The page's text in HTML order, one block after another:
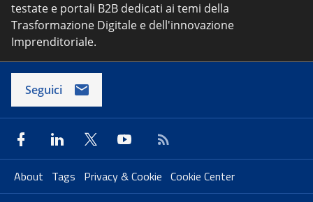
testate e portali B2B dedicati ai temi della
Trasformazione Digitale e dell'innovazione
Imprenditoriale.
Seguici
About Tags Privacy & Cookie Cookie Center